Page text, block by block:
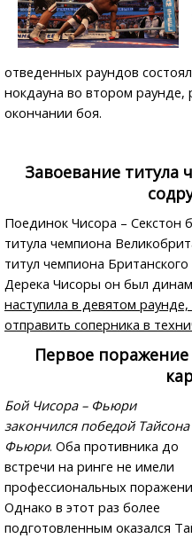
отведенных раундов
нокдауна во втором раунде,
окончании боя.
Завоевание титула
Поединок Чисора – Секстон
титула чемпиона
титул чемпиона
Дерека Чисоры он был
наступила в девятом
отправить соперника в
Первое
Бой Чисора – Фьюри
закончился победой Тайсона
Фьюри. Оба противника до
встречи на ринге не имели
профессиональных
Однако в этот раз более
подготовленным оказался